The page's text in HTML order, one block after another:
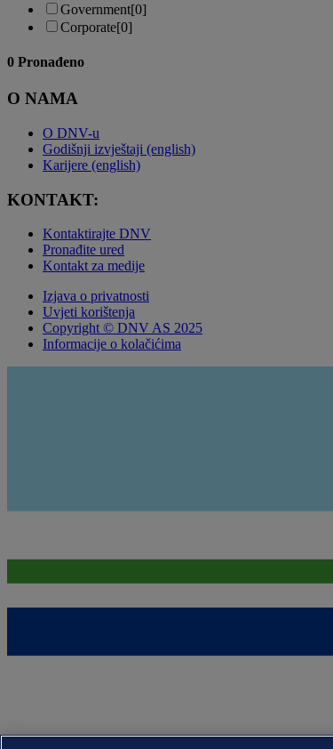
Government[0]
Corporate[0]
0 Pronađeno
O NAMA
O DNV-u
Godišnji izvještaji (english)
Karijere (english)
KONTAKT:
Kontaktirajte DNV
Pronađite ured
Kontakt za medije
Izjava o privatnosti
Uvjeti korištenja
Copyright © DNV AS 2025
Informacije o kolačićima